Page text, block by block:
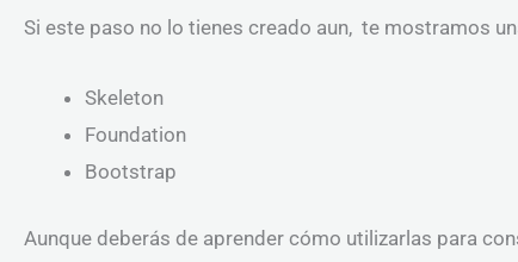
Si este paso no lo tienes creado aun, te mostramos
Skeleton
Foundation
Bootstrap
Aunque deberás de aprender cómo utilizarlas para